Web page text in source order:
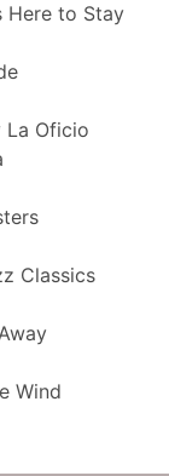
Here to Stay
La Oficio
Classics
Wind